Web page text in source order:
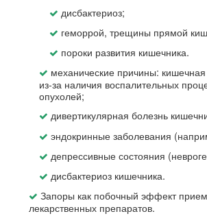
дисбактериоз;
геморрой, трещины прямой
пороки развития кишечника.
механические причины:
из-за наличия воспалительных
опухолей;
дивертикулярная болезнь
эндокринные заболевания
депрессивные состояния
дисбактериоз кишечника.
Запоры как побочный эффект
лекарственных препаратов.